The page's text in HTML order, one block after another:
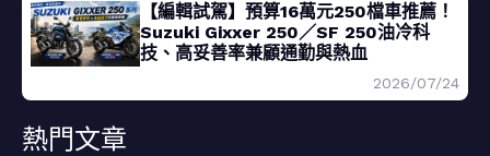
【編輯試駕】預算16萬元250檔車推薦！
Suzuki Gixxer 250／SF 250油冷科
技、高妥善率兼顧通勤與熱血
2026/07/24
熱門文章